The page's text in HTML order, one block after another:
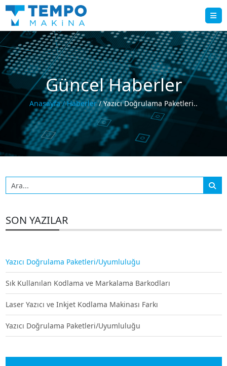
Güncel Haberler
Anasayfa/ Haberler/ Yazıcı Doğrulama Paketleri..
SON YAZILAR
Yazıcı Doğrulama Paketleri/Uyumluluğu
Sık Kullanılan Kodlama ve Markalama Barkodları
Laser Yazıcı ve Inkjet Kodlama Makinası Farkı
Yazıcı Doğrulama Paketleri/Uyumluluğu